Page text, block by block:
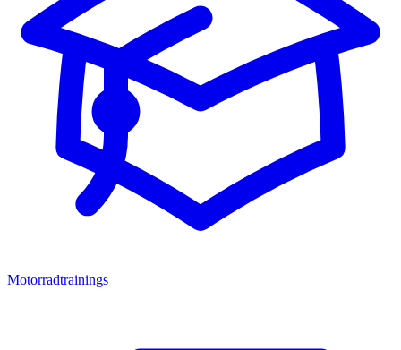
Motorradtrainings